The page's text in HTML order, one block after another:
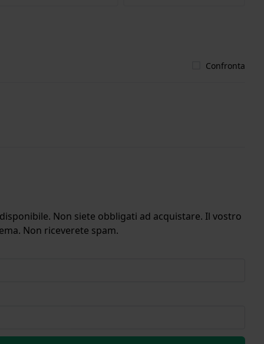
Confronta
Non siete obbligati ad acquistare. Il vostro
Non riceverete spam.